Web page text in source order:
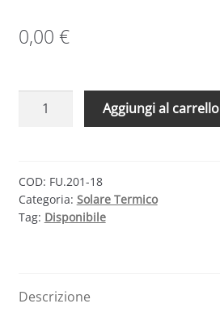
0,00 €
CMG
U
201-
18
CIRCOLAZIONE
Aggiungi al carrello
COD: FU.201-18
Categoria: Solare Termico
Tag: Disponibile
Descrizione